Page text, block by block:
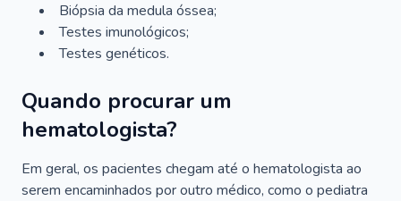
Biópsia da medula óssea;
Testes imunológicos;
Testes genéticos.
Quando procurar um
hematologista?
Em geral, os pacientes chegam até o hematologista ao
serem encaminhados por outro médico, como o pediatra